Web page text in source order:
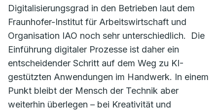
Digitalisierungsgrad in den Betrieben laut dem
Fraunhofer-Institut für Arbeitswirtschaft und
Organisation IAO noch sehr unterschiedlich. Die
Einführung digitaler Prozesse ist daher ein
entscheidender Schritt auf dem Weg zu KI-
gestützten Anwendungen im Handwerk. In einem
Punkt bleibt der Mensch der Technik aber
weiterhin überlegen – bei Kreativität und